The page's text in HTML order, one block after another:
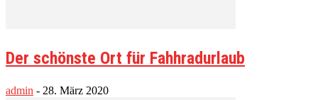
Der schönste Ort für Fahhradurlaub
admin - 28. März 2020